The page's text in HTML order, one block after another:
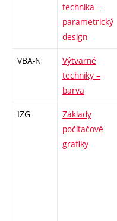
technika –
parametrický
design
VBA-N
Výtvarné
techniky –
barva
IZG
Základy
počítačové
grafiky